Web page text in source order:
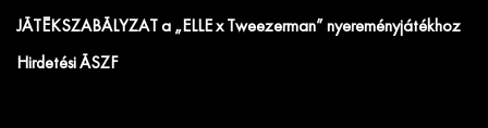
JÁTÉKSZABÁLYZAT a „ELLE x Tweezerman” nyereményjátékhoz
Hirdetési ÁSZF